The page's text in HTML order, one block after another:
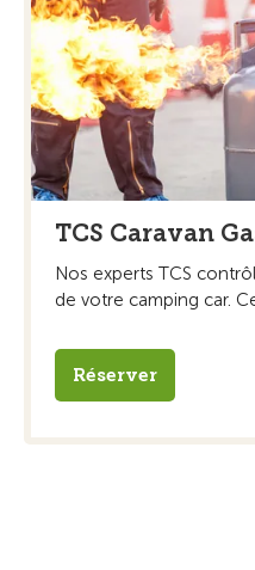
TCS Caravan
Nos experts TCS
de votre camping car.
Réserver